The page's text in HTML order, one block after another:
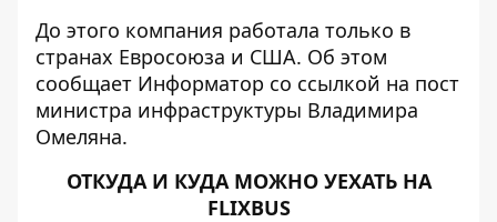
До этого компания работала только в
странах Евросоюза и США. Об этом
сообщает Информатор со ссылкой на пост
министра инфраструктуры Владимира
Омеляна.
ОТКУДА И КУДА МОЖНО УЕХАТЬ НА
FLIXBUS